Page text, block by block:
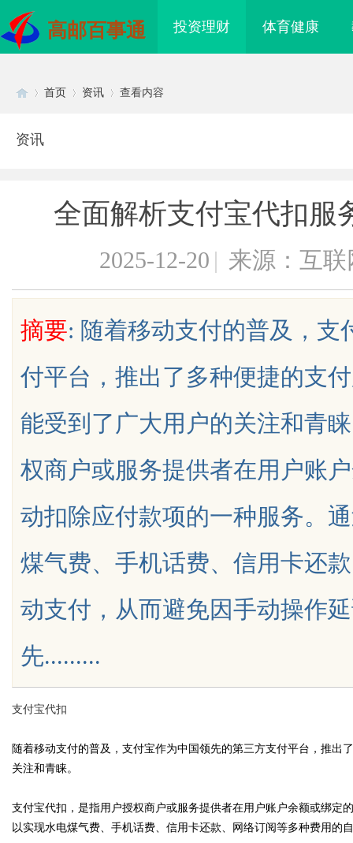
高邮百事通 投资理财 体育健康
uz
首页 资讯 查看内容
资讯
全面解析支付宝代扣服
2025-12-20 | 来源：互联
摘要: 随着移动支付的普及，支
付平台，推出了多种便捷的支
能受到了广大用户的关注和青
权商户或服务提供者在用户账
动扣除应付款项的一种服务。
煤气费、手机话费、信用卡还
动支付，从而避免因手动操作
先.........
支付宝代扣
随着移动支付的普及，支付宝作为中国领先的第三方支付平台，推出
关注和青睐。
支付宝代扣，是指用户授权商户或服务提供者在用户账户余额或绑定
以实现水电煤气费、手机话费、信用卡还款、网络订阅等多种费用的
的眉眼唇，才是你整张脸的点睛之
笔！淡颜系女生的气质加分项